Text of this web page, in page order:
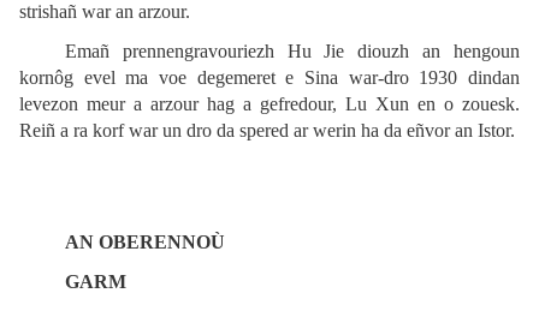
strishañ war an arzour.
Emañ prennengravouriezh Hu Jie diouzh an hengoun
kornôg evel ma voe degemeret e Sina war-dro 1930 dindan
levezon meur a arzour hag a gefredour, Lu Xun en o zouesk.
Reiñ a ra korf war un dro da spered ar werin ha da eñvor an Istor.
AN OBERENNOÙ
GARM